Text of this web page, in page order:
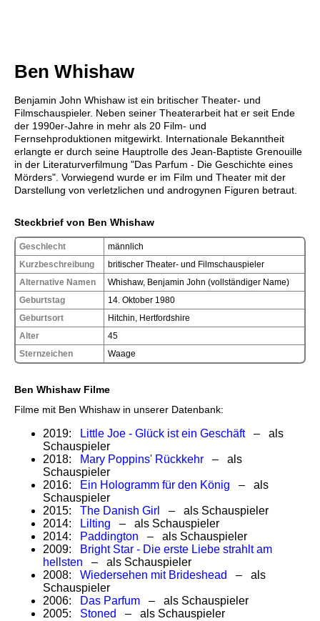
Ben Whishaw
Benjamin John Whishaw ist ein britischer Theater- und
Filmschauspieler. Neben seiner Theaterarbeit hat er seit Ende
der 1990er-Jahre in mehr als 20 Film- und
Fernsehproduktionen mitgewirkt. Internationale Bekanntheit
erlangte er durch seine Hauptrolle des Jean-Baptiste Grenouille
in der Literaturverfilmung "Das Parfum - Die Geschichte eines
Mörders". Vorwiegend wurde er im Film und Theater mit der
Darstellung von verletzlichen und androgynen Figuren betraut.
Steckbrief von Ben Whishaw
Geschlecht
männlich
Kurzbeschreibung
britischer Theater- und Filmschauspieler
Alternative Namen
Whishaw, Benjamin John (vollständiger Name)
Geburtstag
14. Oktober 1980
Geburtsort
Hitchin, Hertfordshire
Alter
45
Sternzeichen
Waage
Ben Whishaw Filme
Filme mit Ben Whishaw in unserer Datenbank:
2019: Little Joe - Glück ist ein Geschäft– als
Schauspieler
2018:
Mary Poppins' Rückkehr – als
Schauspieler
2016:
Ein Hologramm für den König – als
Schauspieler
2015: The Danish Girl
– als Schauspieler
2014:
Lilting – als Schauspieler
2014:
Paddington – als Schauspieler
2009:
Bright Star - Die erste Liebe strahlt am
hellsten – als Schauspieler
2008: Wiedersehen mit Brideshead
– als
Schauspieler
2006:
Das Parfum – als Schauspieler
2005: Stoned – als Schauspieler